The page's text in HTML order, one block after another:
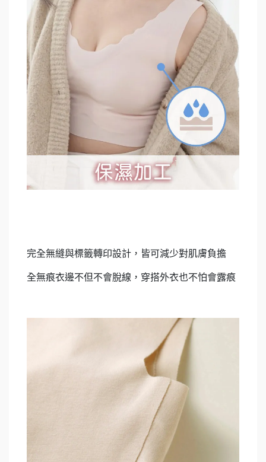
完全無縫與標籤轉印設計，皆可減少對肌膚負擔
全無痕衣邊不但不會脫線，穿搭外衣也不怕會露痕